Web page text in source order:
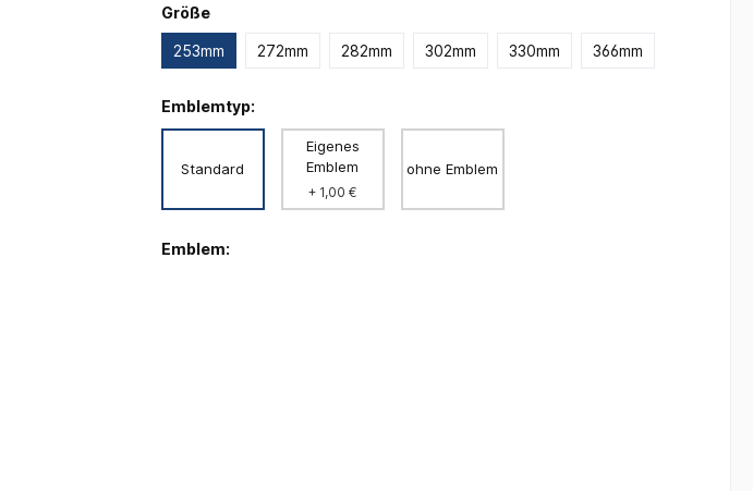
Größeauswählen
253mm 272mm 282mm 302mm 330mm 366mm
Emblemtyp:
Standard
Eigenes
Emblem
+ 1,00 €
ohne Emblem
Emblem: